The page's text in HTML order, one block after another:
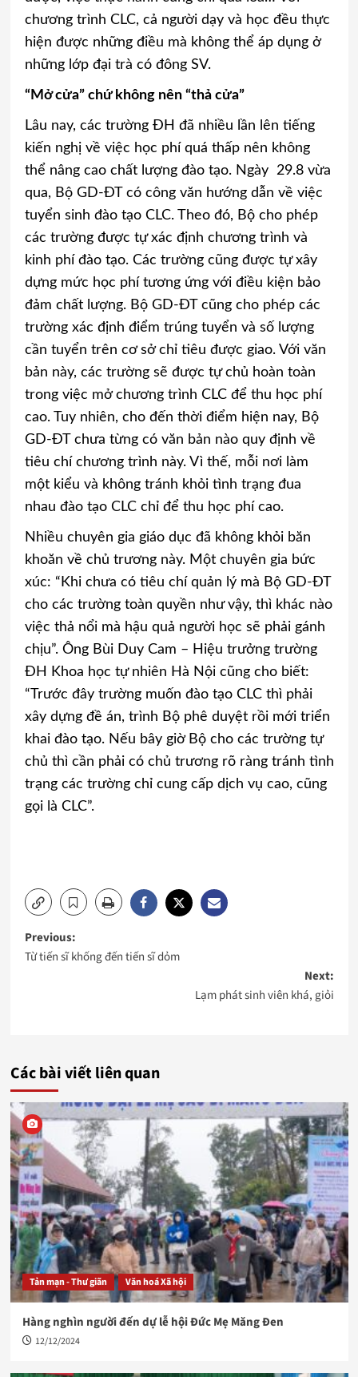
chương trình CLC, cả người dạy và học đều thực
hiện được những điều mà không thể áp dụng ở
những lớp đại trà có đông SV.
“Mở cửa” chứ không nên “thả cửa”
Lâu nay, các trường ĐH đã nhiều lần lên tiếng
kiến nghị về việc học phí quá thấp nên không
thể nâng cao chất lượng đào tạo. Ngày 29.8 vừa
qua, Bộ GD-ĐT có công văn hướng dẫn về việc
tuyển sinh đào tạo CLC. Theo đó, Bộ cho phép
các trường được tự xác định chương trình và
kinh phí đào tạo. Các trường cũng được tự xây
dựng mức học phí tương ứng với điều kiện bảo
đảm chất lượng. Bộ GD-ĐT cũng cho phép các
trường xác định điểm trúng tuyển và số lượng
cần tuyển trên cơ sở chỉ tiêu được giao. Với văn
bản này, các trường sẽ được tự chủ hoàn toàn
trong việc mở chương trình CLC để thu học phí
cao. Tuy nhiên, cho đến thời điểm hiện nay, Bộ
GD-ĐT chưa từng có văn bản nào quy định về
tiêu chí chương trình này. Vì thế, mỗi nơi làm
một kiểu và không tránh khỏi tình trạng đua
nhau đào tạo CLC chỉ để thu học phí cao.
Nhiều chuyên gia giáo dục đã không khỏi băn
khoăn về chủ trương này. Một chuyên gia bức
xúc: “Khi chưa có tiêu chí quản lý mà Bộ GD-ĐT
cho các trường toàn quyền như vậy, thì khác nào
việc thả nổi mà hậu quả người học sẽ phải gánh
chịu”. Ông Bùi Duy Cam – Hiệu trưởng trường
ĐH Khoa học tự nhiên Hà Nội cũng cho biết:
“Trước đây trường muốn đào tạo CLC thì phải
xây dựng đề án, trình Bộ phê duyệt rồi mới triển
khai đào tạo. Nếu bây giờ Bộ cho các trường tự
chủ thì cần phải có chủ trương rõ ràng tránh tình
trạng các trường chỉ cung cấp dịch vụ cao, cũng
gọi là CLC”.
Post
navigation
Previous:
Từ tiến sĩ khống đến tiến sĩ dỏm
Next:
Lạm phát sinh viên khá, giỏi
Các bài viết liên quan
Tản mạn - Thư giãn Văn hoá Xã hội
Hàng nghìn người đến dự lễ hội Đức Mẹ Măng Đen
12/12/2024